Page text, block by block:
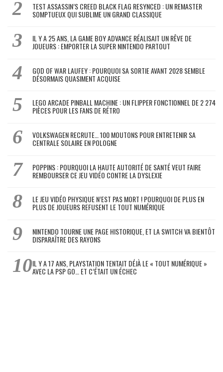
TEST ASSASSIN’S CREED BLACK FLAG RESYNCED : UN REMASTER
SOMPTUEUX QUI SUBLIME UN GRAND CLASSIQUE
IL Y A 25 ANS, LA GAME BOY ADVANCE RÉALISAIT UN RÊVE DE
JOUEURS : EMPORTER LA SUPER NINTENDO PARTOUT
GOD OF WAR LAUFEY : POURQUOI SA SORTIE AVANT 2028 SEMBLE
DÉSORMAIS QUASIMENT ACQUISE
LEGO ARCADE PINBALL MACHINE : UN FLIPPER FONCTIONNEL DE 2 274
PIÈCES POUR LES FANS DE RÉTRO
VOLKSWAGEN RECRUTE… 100 MOUTONS POUR ENTRETENIR SA
CENTRALE SOLAIRE EN POLOGNE
POPPINS : POURQUOI LA HAUTE AUTORITÉ DE SANTÉ VEUT FAIRE
REMBOURSER CE JEU VIDÉO CONTRE LA DYSLEXIE
LE JEU VIDÉO PHYSIQUE N’EST PAS MORT ! POURQUOI DE PLUS EN
PLUS DE JOUEURS REFUSENT LE TOUT NUMÉRIQUE
NINTENDO TOURNE UNE PAGE HISTORIQUE, ET LA SWITCH VA BIENTÔT
DISPARAÎTRE DES RAYONS
IL Y A 17 ANS, PLAYSTATION TENTAIT DÉJÀ LE « TOUT NUMÉRIQUE »
AVEC LA PSP GO… ET C’ÉTAIT UN ÉCHEC